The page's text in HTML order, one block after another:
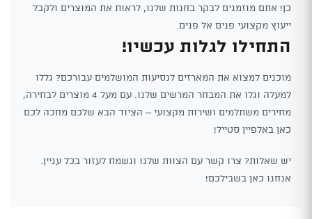
כן! אתם מוזמנים לבקר בחנות שלנו, לראות את המוצרים ולקבל
ייעוץ מקצועי פנים אל פנים.
התחילו לגלות עכשיו!
מוכנים למצוא את המארזים לנסיעות המושלמים עבורכם? גללו
למעלה וגלו את המבחר המרשים שלנו. עם מעל 4 מוצרים לבחירה,
מחירים משתלמים ושירות מקצועי – הציוד הבא שלכם מחכה לכם
כאן באלפיין סטייל!
יש שאלות? צרו קשר עם הצוות שלנו ונשמח לעזור בכל עניין.
אנחנו כאן בשבילכם!